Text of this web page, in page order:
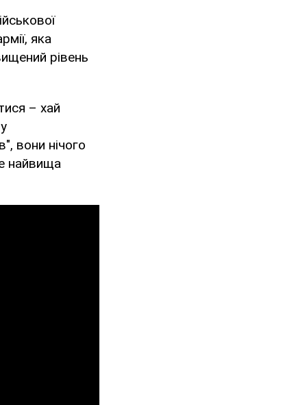
яка
рівень
– хай
вони нічого
найвища